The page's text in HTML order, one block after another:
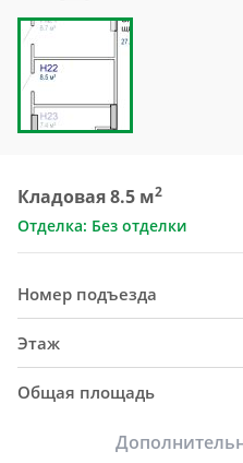
Кладовая 8.5 м2
Отделка: Без отделки
Номер подъезда
Этаж
Общая площадь